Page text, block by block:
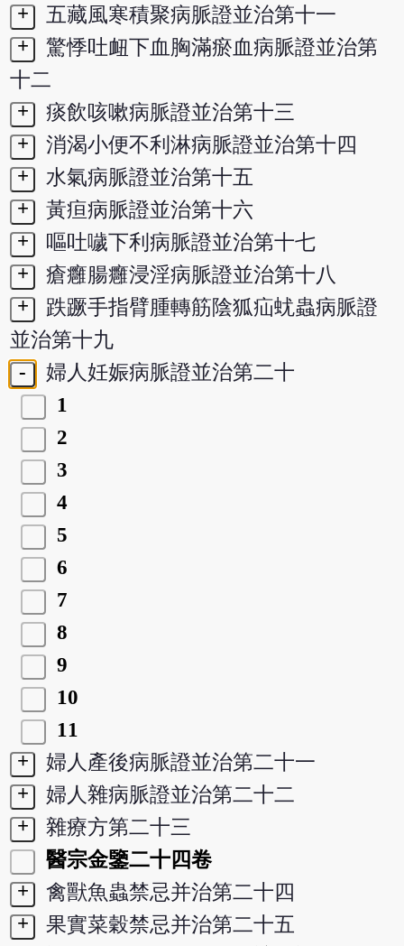
+
五藏風寒積聚病脈證並治第十一
+
驚悸吐衄下血胸滿瘀血病脈證並治第
十二
+
痰飲咳嗽病脈證並治第十三
+
消渴小便不利淋病脈證並治第十四
+
水氣病脈證並治第十五
+
黃疸病脈證並治第十六
+
嘔吐噦下利病脈證並治第十七
+
瘡癰腸癰浸淫病脈證並治第十八
+
跌蹶手指臂腫轉筋陰狐疝蚘蟲病脈證
並治第十九
-
婦人妊娠病脈證並治第二十
1
2
3
4
5
6
7
8
9
10
11
+
婦人產後病脈證並治第二十一
+
婦人雜病脈證並治第二十二
+
雜療方第二十三
醫宗金鑒二十四卷
+
禽獸魚蟲禁忌并治第二十四
+
果實菜穀禁忌并治第二十五